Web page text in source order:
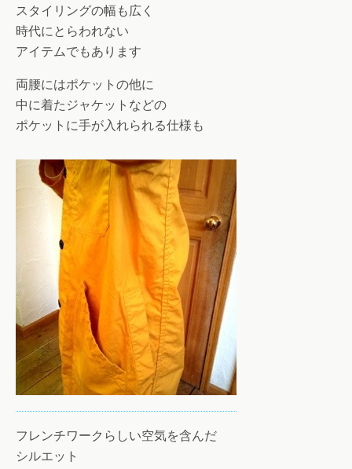
スタイリングの幅も広く
時代にとらわれない
アイテムでもあります
両腰にはポケットの他に
中に着たジャケットなどの
ポケットに手が入れられる仕様も
フレンチワークらしい空気を含んだ
シルエット